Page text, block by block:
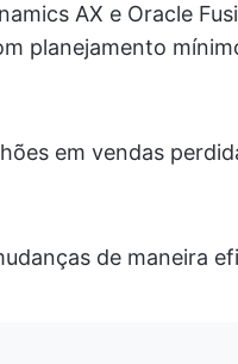
AX e Oracle
planejamento
em vendas
de maneira